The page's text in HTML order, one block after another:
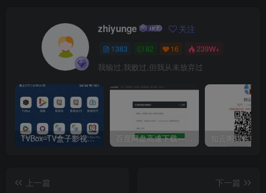
zhiyunge 关注
1383 82 16 239W+
我输过,我败过,但我从未放弃过
TVBox–TV盒子影视神器【附视频源和下载地址】【附自带源软件】 百度网盘高速下载——解析站点汇总
上一篇
下一篇